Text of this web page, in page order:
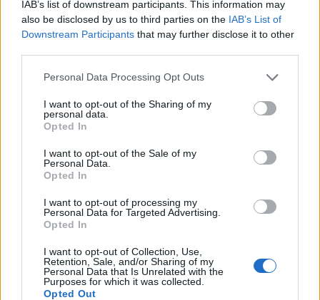
IAB’s list of downstream participants. This information may
also be disclosed by us to third parties on the IAB’s List of
Downstream Participants that may further disclose it to other
Please note that this website/app uses one or more Google
not limited to your visit or usage behaviour. You may click to
grant or deny consent to Google and its third-party tags to
use your data for below specified purposes in below Google
consent section.
Personal Data Processing Opt Outs
I want to opt-out of the Sharing of my
personal data.
Opted In
I want to opt-out of the Sale of my
Personal Data.
Opted In
I want to opt-out of processing my
Personal Data for Targeted Advertising.
Opted In
I want to opt-out of Collection, Use,
Retention, Sale, and/or Sharing of my
Personal Data that Is Unrelated with the
Purposes for which it was collected.
Opted Out
Rubik kocka tanulás
•2025. január 28.